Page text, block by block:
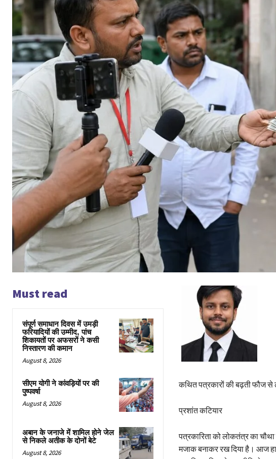
Must read
संपूर्ण समाधान दिवस में उमड़ी
फरियादियों की उम्मीद, पांच
शिकायतों पर अफसरों ने कसी
निस्तारण की कमान
August 8, 2026
सीएम योगी ने कांवड़ियों पर की
पुष्पवर्षा
August 8, 2026
अबान के जनाजे में शामिल होने जेल
से निकले अतीक के दोनों बेटे
August 8, 2026
कथित पत्रकारों की बढ़ती फौज से
प्रशांत कटियार
पत्रकारिता को लोकतंत्र का
मजाक बनाकर रख दिया है। आज